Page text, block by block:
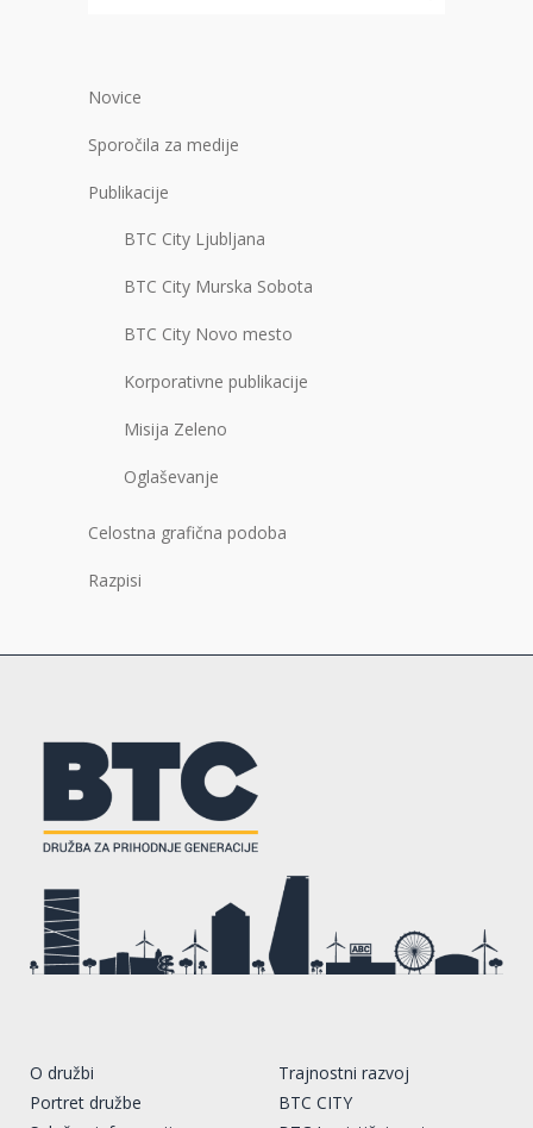
Novice
Sporočila za medije
Publikacije
BTC City Ljubljana
BTC City Murska Sobota
BTC City Novo mesto
Korporativne publikacije
Misija Zeleno
Oglaševanje
Celostna grafična podoba
Razpisi
O družbi
Portret družbe
Trajnostni razvoj
BTC CITY